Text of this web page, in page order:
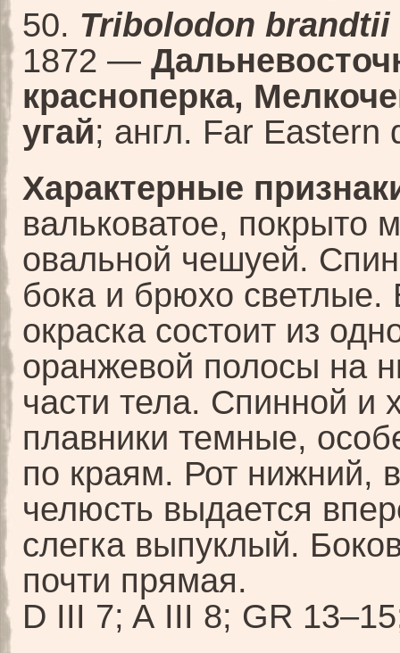
50. Tribolodon brandtii
1872 —
красноперка,
угай; англ. Far Eastern
Характерные
вальковатое, покрыто
овальной чешуей.
бока и брюхо светлые.
окраска состоит из
оранжевой полосы на
части тела. Спинной и
плавники темные,
по краям. Рот нижний,
челюсть выдается
слегка выпуклый.
почти прямая.
D III 7; A III 8; GR